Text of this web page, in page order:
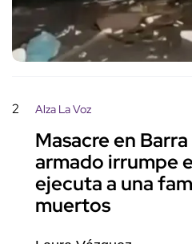
2 Alza La Voz
Masacre en
armado irrumpe
ejecuta a una
muertos